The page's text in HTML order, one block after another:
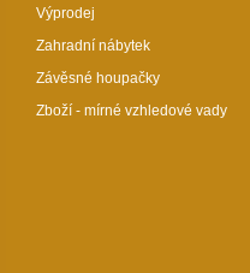
zajistíVýprodej
Zahradní nábytek
Závěsné houpačky
Zboží - mírné vzhledové vady